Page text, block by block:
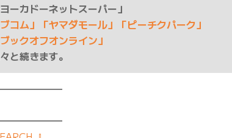
ーカドーネットスーパー」
コム」「ヤマダモール」「ピーチクパーク」
ックオフオンライン」
と続きます。